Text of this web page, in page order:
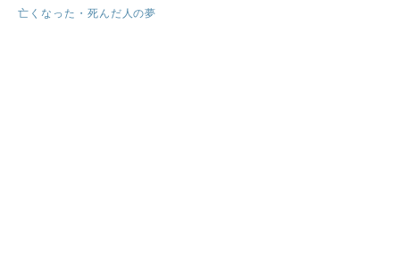
亡くなった・死んだ人の夢